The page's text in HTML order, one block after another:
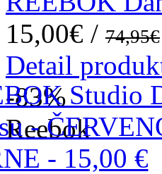
15,00€ / 74,95€
Detail
-83%
Reebok